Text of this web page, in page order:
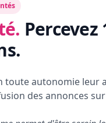
Percevez
toute autonomie
des annonces